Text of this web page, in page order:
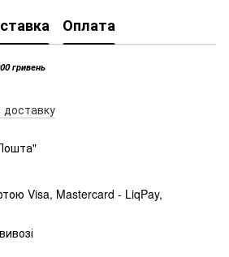
Оплата
гривень
доставку
Visa, Mastercard - LiqPay,